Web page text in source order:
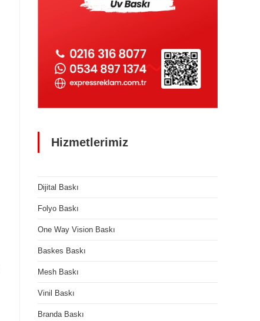
Hizmetlerimiz
Dijital Baskı
Folyo Baskı
One Way Vision Baskı
Baskes Baskı
Mesh Baskı
Vinil Baskı
Branda Baskı